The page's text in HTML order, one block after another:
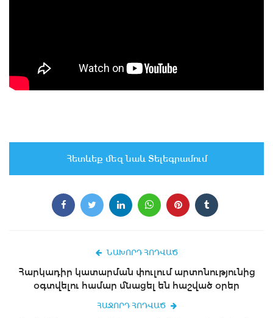
Հետևեք մեզ նաև Տելեգրամում
ՆԱԽՈՐԴ ՀՈԴՎԱԾ
Հարկադիր կատարման փուլում արտոնությունից
օգտվելու համար մնացել են հաշված օրեր
ՀԱՋՈՐԴ ՀՈԴՎԱԾ